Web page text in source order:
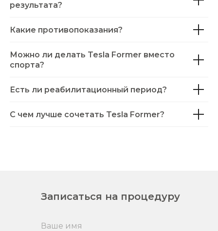
результата?
Какие противопоказания?
Можно ли делать Tesla Former вместо
спорта?
Есть ли реабилитационный период?
С чем лучше сочетать Tesla Former?
Записаться на процедуру